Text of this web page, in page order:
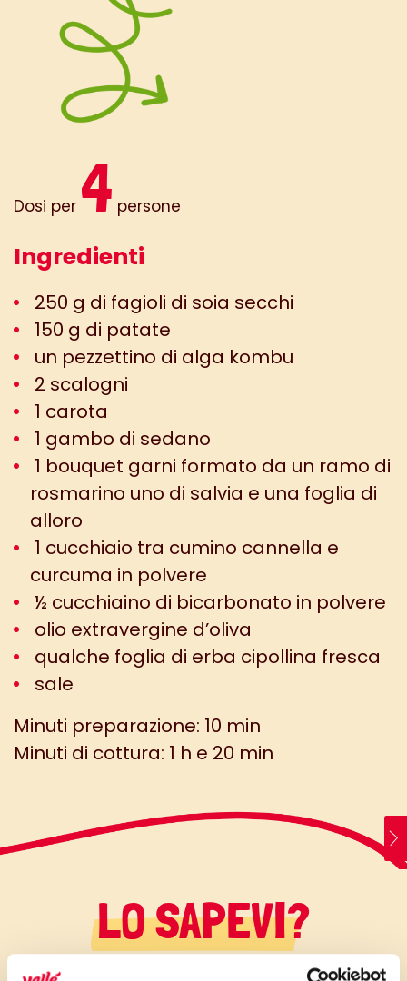
Dosi per 4 persone
Ingredienti
250 g di fagioli di soia secchi
150 g di patate
un pezzettino di alga kombu
2 scalogni
1 carota
1 gambo di sedano
1 bouquet garni formato da un ramo di
rosmarino uno di salvia e una foglia di
alloro
1 cucchiaio tra cumino cannella e
curcuma in polvere
½ cucchiaino di bicarbonato in polvere
olio extravergine d’oliva
qualche foglia di erba cipollina fresca
sale
Minuti preparazione: 10 min
Minuti di cottura: 1 h e 20 min
LO SAPEVI?